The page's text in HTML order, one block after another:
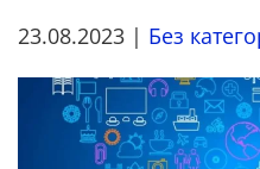
23.08.2023 | Без